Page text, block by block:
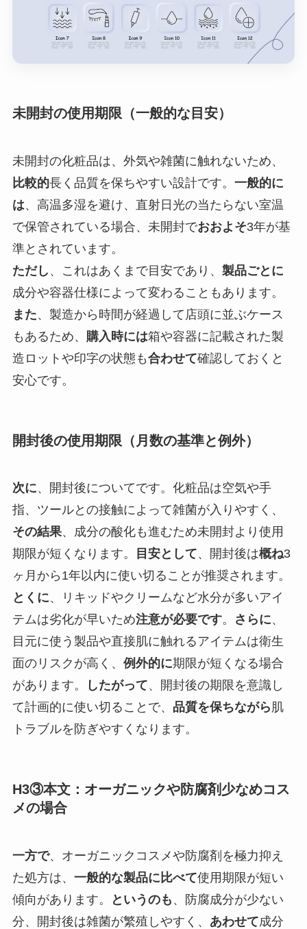
未開封の使用期限（一般的な目安）
未開封の化粧品は、外気や雑菌に触れないため、
比較的長く品質を保ちやすい設計です。 一般的に
は、高温多湿を避け、直射日光の当たらない室温
で保管されている場合、未開封でおおよそ3年が基
準とされています。
ただし 、これはあくまで目安であり、 製品ごとに
成分や容器仕様によって変わることもあります。
また、製造から時間が経過して店頭に並ぶケース
もあるため、 購入時には箱や容器に記載された製
造ロットや印字の状態も合わせて確認しておくと
安心です。
開封後の使用期限（月数の基準と例外）
次に、開封後についてです。化粧品は空気や手
指、ツールとの接触によって雑菌が入りやすく、
その結果、成分の酸化も進むため未開封より使用
期限が短くなります。
目安として、開封後は概ね3
ヶ月から1年以内に使い切ることが推奨されます。
とくに、リキッドやクリームなど水分が多いアイ
テムは劣化が早いため注意が必要です。 さらに、
目元に使う製品や直接肌に触れるアイテムは衛生
面のリスクが高く、 例外的に期限が短くなる場合
があります。
したがって、開封後の期限を意識し
て計画的に使い切ることで、 品質を保ちながら肌
トラブルを防ぎやすくなります。
H3③本文：オーガニックや防腐剤少なめコス
メの場合
一方で、オーガニックコスメや防腐剤を極力抑え
た処方は、 一般的な製品に比べて使用期限が短い
傾向があります。
というのも 、防腐成分が少ない
分、開封後は雑菌が繁殖しやすく、 あわせて成分